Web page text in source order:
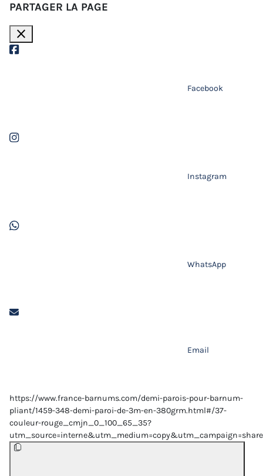
PARTAGER LA PAGE
close
Facebook
Instagram
WhatsApp
Email
https://www.france-barnums.com/demi-parois-pour-barnum-
pliant/1459-348-demi-paroi-de-3m-en-380grm.html#/37-
couleur-rouge_cmjn_0_100_65_35?